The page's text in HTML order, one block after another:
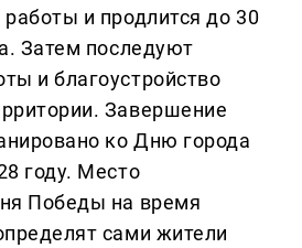
и продлится до 30
Затем последуют
и благоустройство
Завершение
ко Дню города
году. Место
Победы на время
сами жители